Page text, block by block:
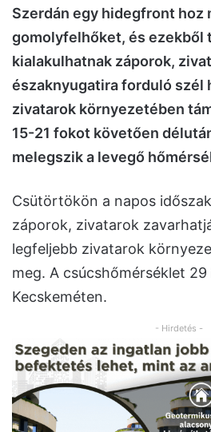
Szerdán egy hidegfront hoz
gomolyfelhőket, és ezekből
kialakulhatnak záporok,
északnyugatira forduló szél
zivatarok környezetében
15-21 fokot követően
melegszik a levegő
Csütörtökön a napos
záporok, zivatarok
legfeljebb zivatarok
meg. A csúcshőmérséklet
Kecskeméten.
- Hirdetés -